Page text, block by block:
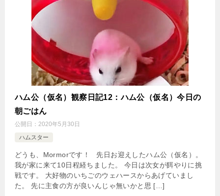
ハム公（仮名）観察日記12：ハム公（仮名）今日の
朝ごはん
公開日： 2020年5月30日
ハムスター
どうも、Mormorです！ 先日お迎えしたハム公（仮名）。
我が家に来て10日程経ちました。 今日は次女が餌やりに挑
戦です。 大好物のいちごのウェハースからあげていまし
た。 先に主食の方が良いんじゃ無いかと思 […]